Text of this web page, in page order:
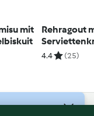
mit
Rehragout
4.4 (25)